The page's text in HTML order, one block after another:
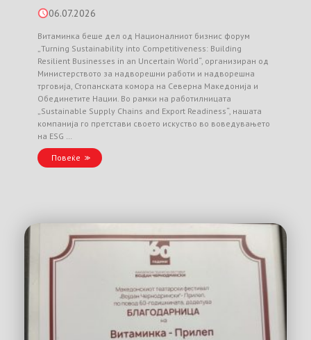
06.07.2026
Витаминка беше дел од Националниот бизнис форум
„Turning Sustainability into Competitiveness: Building
Resilient Businesses in an Uncertain World“, организиран од
Министерството за надворешни работи и надворешна
трговија, Стопанската комора на Северна Македонија и
Обединетите Нации. Во рамки на работилницата
„Sustainable Supply Chains and Export Readiness“, нашата
компанија го претстави своето искуство во воведувањето
на ESG …
Повеќе